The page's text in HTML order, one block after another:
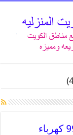
بنشر متنقل | كراج تيماء 99007355 كهرباء